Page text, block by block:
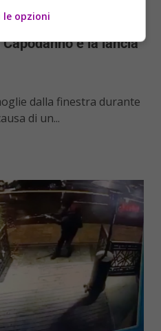
e la lancia
dalla finestra durante
di un...
le opzioni